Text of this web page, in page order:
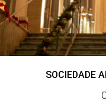
SOCIEDADE